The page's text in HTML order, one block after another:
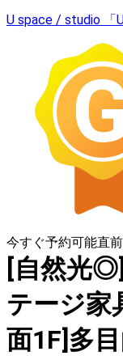
U space / studio 「
今すぐ予約可能直
[自然光
テージ家
面1F]多